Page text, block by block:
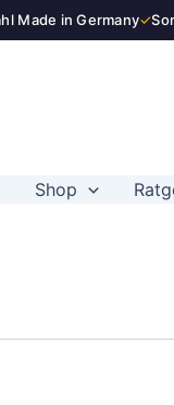
Made in Germany✓
Shop